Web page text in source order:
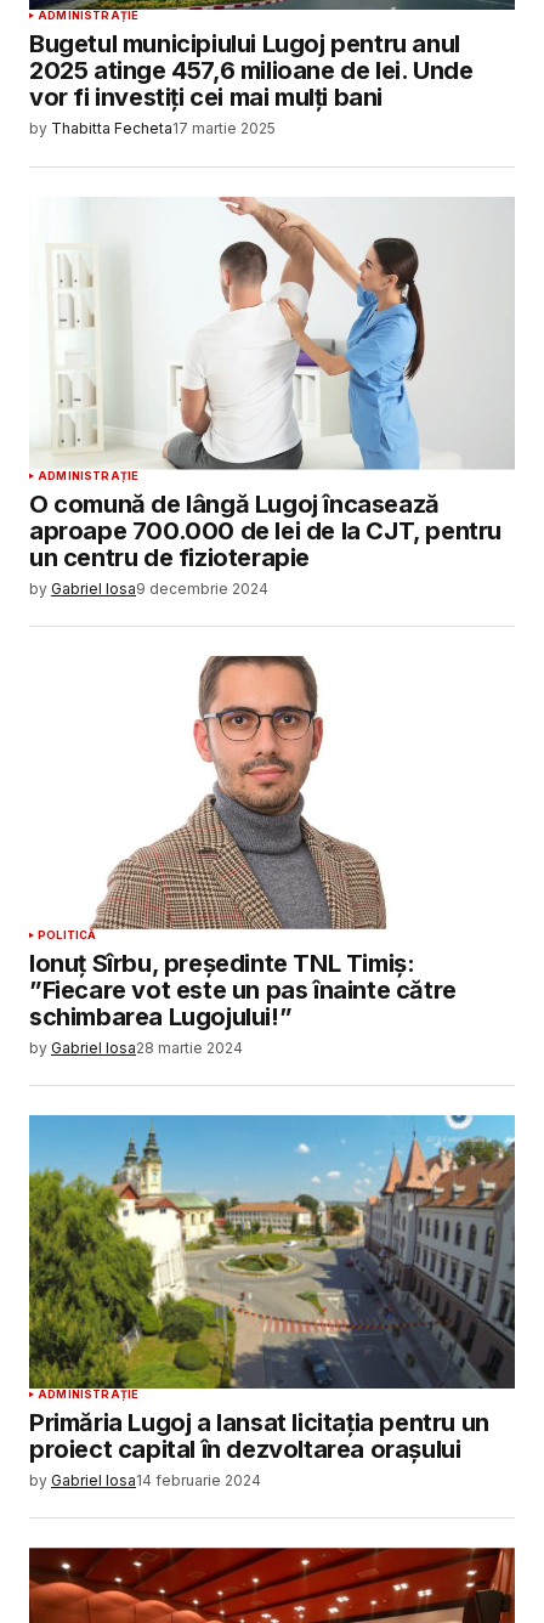
ADMINISTRAȚIE
Bugetul municipiului Lugoj pentru anul
2025 atinge 457,6 milioane de lei. Unde
vor fi investiți cei mai mulți bani
by Thabitta Fecheta17 martie 2025
ADMINISTRAȚIE
O comună de lângă Lugoj încasează
aproape 700.000 de lei de la CJT, pentru
un centru de fizioterapie
by Gabriel Iosa9 decembrie 2024
POLITICĂ
Ionuț Sîrbu, președinte TNL Timiș:
”Fiecare vot este un pas înainte către
schimbarea Lugojului!”
by Gabriel Iosa28 martie 2024
ADMINISTRAȚIE
Primăria Lugoj a lansat licitația pentru un
proiect capital în dezvoltarea orașului
by Gabriel Iosa14 februarie 2024